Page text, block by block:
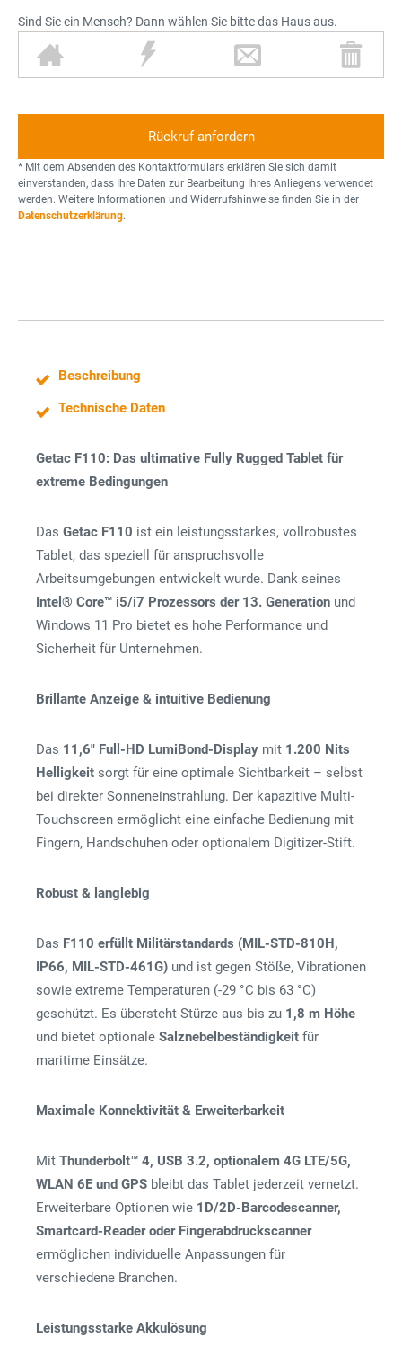
Sind Sie ein Mensch? Dann wählen Sie bitte das Haus aus.
H
a
s
l
t
z
B
r
e
ü
l
o
n
* Mit dem Absenden des Kontaktformulars erklären Sie sich damit
einverstanden, dass Ihre Daten zur Bearbeitung Ihres Anliegens verwendet
werden. Weitere Informationen und Widerrufshinweise finden Sie in der
Datenschutzerklärung.
Beschreibung
Technische Daten
Getac F110: Das ultimative Fully Rugged Tablet für
extreme Bedingungen
Das Getac F110 ist ein leistungsstarkes, vollrobustes
Tablet, das speziell für anspruchsvolle
Arbeitsumgebungen entwickelt wurde. Dank seines
Intel® Core™ i5/i7 Prozessors der 13. Generation und
Windows 11 Pro bietet es hohe Performance und
Sicherheit für Unternehmen.
Brillante Anzeige & intuitive Bedienung
Das 11,6″ Full-HD LumiBond-Display mit 1.200 Nits
Helligkeit sorgt für eine optimale Sichtbarkeit – selbst
bei direkter Sonneneinstrahlung. Der kapazitive Multi-
Touchscreen ermöglicht eine einfache Bedienung mit
Fingern, Handschuhen oder optionalem Digitizer-Stift.
Robust & langlebig
Das F110 erfüllt Militärstandards (MIL-STD-810H,
IP66, MIL-STD-461G) und ist gegen Stöße, Vibrationen
sowie extreme Temperaturen (-29 °C bis 63 °C)
geschützt. Es übersteht Stürze aus bis zu 1,8 m Höhe
und bietet optionale Salznebelbeständigkeit für
maritime Einsätze.
Maximale Konnektivität & Erweiterbarkeit
Mit Thunderbolt™ 4, USB 3.2, optionalem 4G LTE/5G,
WLAN 6E und GPS bleibt das Tablet jederzeit vernetzt.
Erweiterbare Optionen wie 1D/2D-Barcodescanner,
Smartcard-Reader oder Fingerabdruckscanner
ermöglichen individuelle Anpassungen für
verschiedene Branchen.
Leistungsstarke Akkulösung